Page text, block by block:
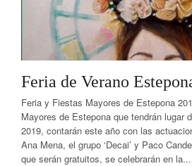
Feria de Verano
Feria y Fiestas Mayores de Estepona
Mayores de Estepona que tendrán lugar
2019, contarán este año con las
Ana Mena, el grupo ‘Decai’ y Paco
que serán gratuitos, se celebrarán en la...